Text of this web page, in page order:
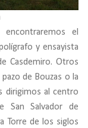
el
y ensayista
Casdemiro. Otros
de Bouzas o la
dirigimos al centro
San Salvador de
Torre de los siglos